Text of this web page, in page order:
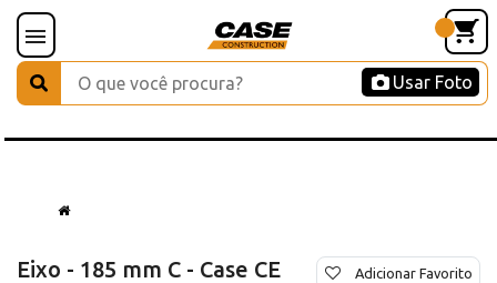
Usar Foto
Eixo - 185 mm C - Case CE Adicionar Favorito